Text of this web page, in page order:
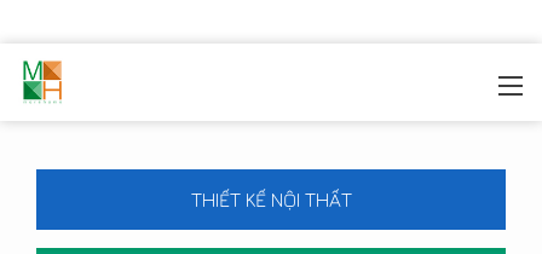
THIẾT KẾ NỘI THẤT